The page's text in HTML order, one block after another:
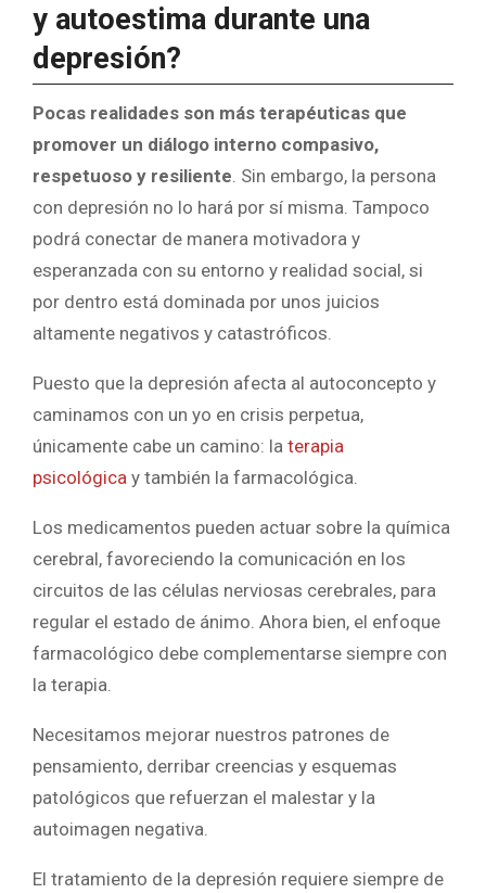
y autoestima durante una
depresión?
Pocas realidades son más terapéuticas que
promover un diálogo interno compasivo,
respetuoso y resiliente . Sin embargo, la persona
con depresión no lo hará por sí misma. Tampoco
podrá conectar de manera motivadora y
esperanzada con su entorno y realidad social, si
por dentro está dominada por unos juicios
altamente negativos y catastróficos.
Puesto que la depresión afecta al autoconcepto y
caminamos con un yo en crisis perpetua,
únicamente cabe un camino: la terapia
psicológica y también la farmacológica.
Los medicamentos pueden actuar sobre la química
cerebral, favoreciendo la comunicación en los
circuitos de las células nerviosas cerebrales, para
regular el estado de ánimo. Ahora bien, el enfoque
farmacológico debe complementarse siempre con
la terapia.
Necesitamos mejorar nuestros patrones de
pensamiento, derribar creencias y esquemas
patológicos que refuerzan el malestar y la
autoimagen negativa.
El tratamiento de la depresión requiere siempre de